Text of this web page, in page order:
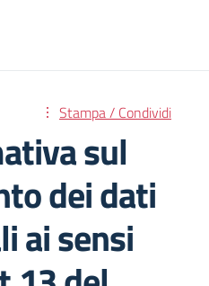
Stampa / Condividi
sul
dei dati
ai sensi